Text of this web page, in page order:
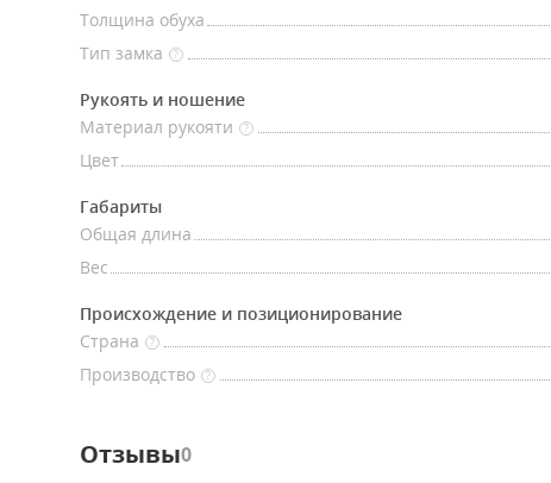
Толщина обуха
Тип замка
?
Рукоять и ношение
Материал рукояти
?
Цвет
Габариты
Общая длина
Вес
Происхождение и позиционирование
Страна
?
Производство
?
Отзывы0